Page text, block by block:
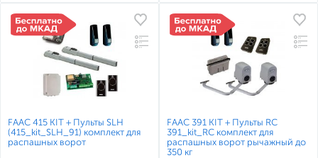
FAAC 415 KIT + Пульты SLH
(415_kit_SLH_91) комплект для
распашных ворот
FAAC 391 KIT + Пульты RC
391_kit_RC комплект для
распашных ворот рычажный до
350 кг